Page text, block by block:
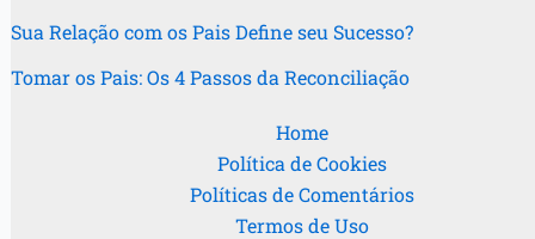
Sua Relação com os Pais Define seu Sucesso?
Tomar os Pais: Os 4 Passos da Reconciliação
Home
Política de Cookies
Políticas de Comentários
Termos de Uso